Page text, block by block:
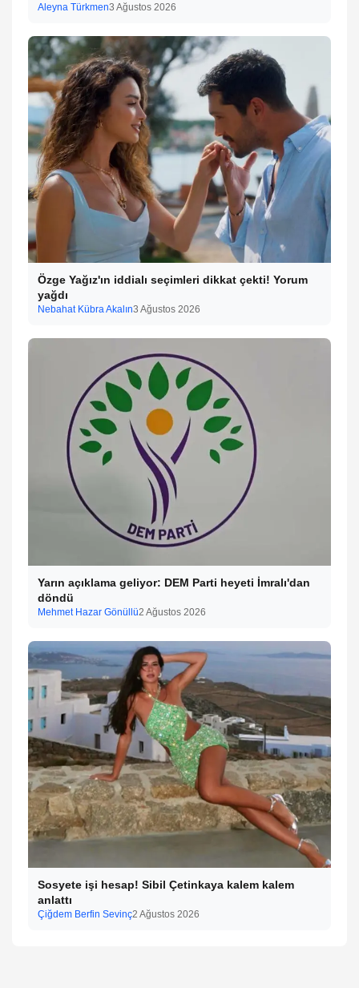
Aleyna Türkmen3 Ağustos 2026
Özge Yağız'ın iddialı seçimleri dikkat çekti! Yorum
yağdı
Nebahat Kübra Akalın3 Ağustos 2026
Yarın açıklama geliyor: DEM Parti heyeti İmralı'dan
döndü
Mehmet Hazar Gönüllü2 Ağustos 2026
Sosyete işi hesap! Sibil Çetinkaya kalem kalem
anlattı
Çiğdem Berfin Sevinç2 Ağustos 2026